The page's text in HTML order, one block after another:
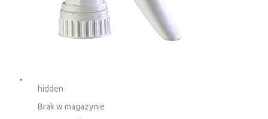
hidden
Brak w magazynie